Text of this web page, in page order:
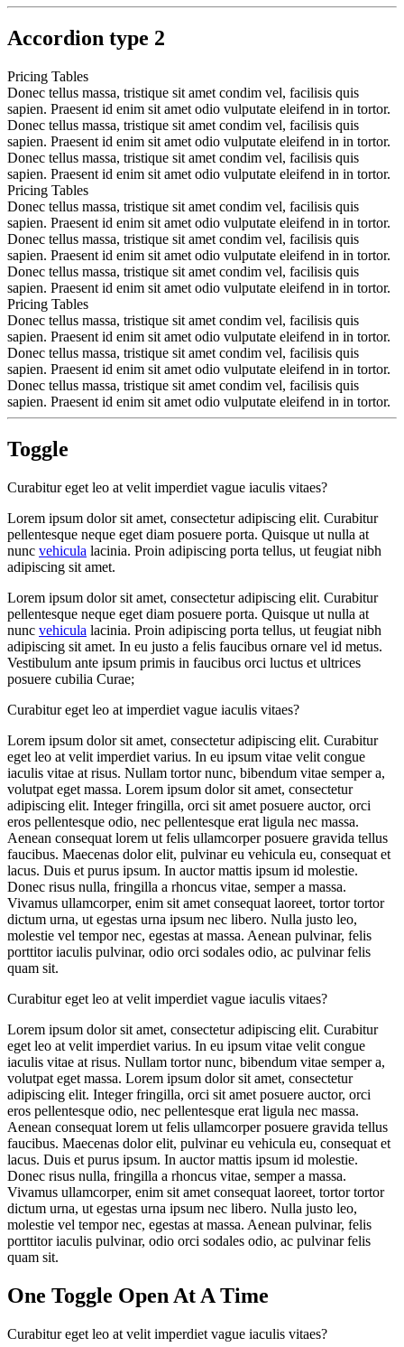
Accordion type 2
Pricing Tables
Donec tellus massa, tristique sit amet condim vel, facilisis quis
sapien. Praesent id enim sit amet odio vulputate eleifend in in tortor.
Donec tellus massa, tristique sit amet condim vel, facilisis quis
sapien. Praesent id enim sit amet odio vulputate eleifend in in tortor.
Donec tellus massa, tristique sit amet condim vel, facilisis quis
sapien. Praesent id enim sit amet odio vulputate eleifend in in tortor.
Pricing Tables
Donec tellus massa, tristique sit amet condim vel, facilisis quis
sapien. Praesent id enim sit amet odio vulputate eleifend in in tortor.
Donec tellus massa, tristique sit amet condim vel, facilisis quis
sapien. Praesent id enim sit amet odio vulputate eleifend in in tortor.
Donec tellus massa, tristique sit amet condim vel, facilisis quis
sapien. Praesent id enim sit amet odio vulputate eleifend in in tortor.
Pricing Tables
Donec tellus massa, tristique sit amet condim vel, facilisis quis
sapien. Praesent id enim sit amet odio vulputate eleifend in in tortor.
Donec tellus massa, tristique sit amet condim vel, facilisis quis
sapien. Praesent id enim sit amet odio vulputate eleifend in in tortor.
Donec tellus massa, tristique sit amet condim vel, facilisis quis
sapien. Praesent id enim sit amet odio vulputate eleifend in in tortor.
Toggle
Curabitur eget leo at velit imperdiet vague iaculis vitaes?
Lorem ipsum dolor sit amet, consectetur adipiscing elit. Curabitur
pellentesque neque eget diam posuere porta. Quisque ut nulla at
nunc vehicula lacinia. Proin adipiscing porta tellus, ut feugiat nibh
adipiscing sit amet.
Lorem ipsum dolor sit amet, consectetur adipiscing elit. Curabitur
pellentesque neque eget diam posuere porta. Quisque ut nulla at
nunc vehicula lacinia. Proin adipiscing porta tellus, ut feugiat nibh
adipiscing sit amet. In eu justo a felis faucibus ornare vel id metus.
Vestibulum ante ipsum primis in faucibus orci luctus et ultrices
posuere cubilia Curae;
Curabitur eget leo at imperdiet vague iaculis vitaes?
Lorem ipsum dolor sit amet, consectetur adipiscing elit. Curabitur
eget leo at velit imperdiet varius. In eu ipsum vitae velit congue
iaculis vitae at risus. Nullam tortor nunc, bibendum vitae semper a,
volutpat eget massa. Lorem ipsum dolor sit amet, consectetur
adipiscing elit. Integer fringilla, orci sit amet posuere auctor, orci
eros pellentesque odio, nec pellentesque erat ligula nec massa.
Aenean consequat lorem ut felis ullamcorper posuere gravida tellus
faucibus. Maecenas dolor elit, pulvinar eu vehicula eu, consequat et
lacus. Duis et purus ipsum. In auctor mattis ipsum id molestie.
Donec risus nulla, fringilla a rhoncus vitae, semper a massa.
Vivamus ullamcorper, enim sit amet consequat laoreet, tortor tortor
dictum urna, ut egestas urna ipsum nec libero. Nulla justo leo,
molestie vel tempor nec, egestas at massa. Aenean pulvinar, felis
porttitor iaculis pulvinar, odio orci sodales odio, ac pulvinar felis
quam sit.
Curabitur eget leo at velit imperdiet vague iaculis vitaes?
Lorem ipsum dolor sit amet, consectetur adipiscing elit. Curabitur
eget leo at velit imperdiet varius. In eu ipsum vitae velit congue
iaculis vitae at risus. Nullam tortor nunc, bibendum vitae semper a,
volutpat eget massa. Lorem ipsum dolor sit amet, consectetur
adipiscing elit. Integer fringilla, orci sit amet posuere auctor, orci
eros pellentesque odio, nec pellentesque erat ligula nec massa.
Aenean consequat lorem ut felis ullamcorper posuere gravida tellus
faucibus. Maecenas dolor elit, pulvinar eu vehicula eu, consequat et
lacus. Duis et purus ipsum. In auctor mattis ipsum id molestie.
Donec risus nulla, fringilla a rhoncus vitae, semper a massa.
Vivamus ullamcorper, enim sit amet consequat laoreet, tortor tortor
dictum urna, ut egestas urna ipsum nec libero. Nulla justo leo,
molestie vel tempor nec, egestas at massa. Aenean pulvinar, felis
porttitor iaculis pulvinar, odio orci sodales odio, ac pulvinar felis
quam sit.
One Toggle Open At A Time
Curabitur eget leo at velit imperdiet vague iaculis vitaes?